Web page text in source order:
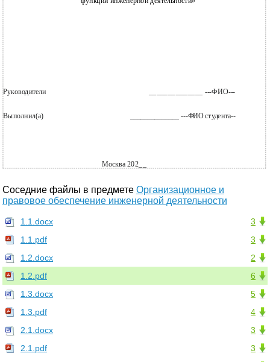
Руководители ______________ ---ФИО---
Выполнил(а) ______________ ---ФИО студента--
Москва 202__
Соседние файлы в предмете Организационное и
правовое обеспечение инженерной деятельности
3
1.1.docx
3
1.1.pdf
2
1.2.docx
6
1.2.pdf
5
1.3.docx
4
1.3.pdf
3
2.1.docx
3
2.1.pdf